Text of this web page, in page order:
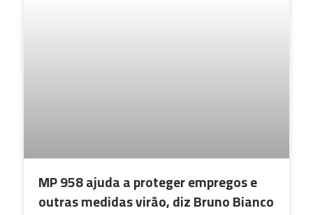
MP 958 ajuda a proteger empregos e
outras medidas virão, diz Bruno Bianco